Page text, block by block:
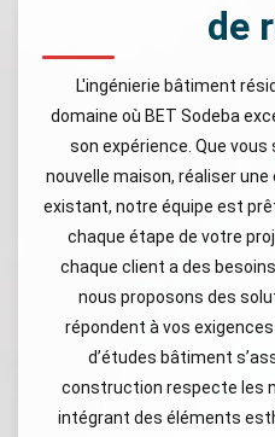
de
L'ingénierie bâtiment
domaine où BET Sodeba
son expérience. Que
nouvelle maison, réaliser
existant, notre équipe est
chaque étape de votre
chaque client a des
nous proposons des
répondent à vos
d’études bâtiment
construction respecte les
intégrant des éléments